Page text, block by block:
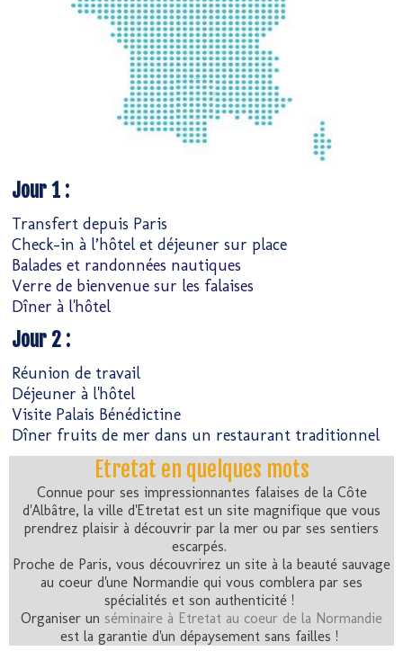
Jour 1 :
Transfert depuis Paris
Check-in à l’hôtel et déjeuner sur place
Balades et randonnées nautiques
Verre de bienvenue sur les falaises
Dîner à l'hôtel
Jour 2 :
Réunion de travail
Déjeuner à l'hôtel
Visite Palais Bénédictine
Dîner fruits de mer dans un restaurant traditionnel
Etretat en quelques mots
Connue pour ses impressionnantes falaises de la Côte
d'Albâtre, la ville d'Etretat est un site magnifique que vous
prendrez plaisir à découvrir par la mer ou par ses sentiers
escarpés.
Proche de Paris, vous découvrirez un site à la beauté sauvage
au coeur d'une Normandie qui vous comblera par ses
spécialités et son authenticité !
Organiser un séminaire à Etretat au coeur de la Normandie
est la garantie d'un dépaysement sans failles !